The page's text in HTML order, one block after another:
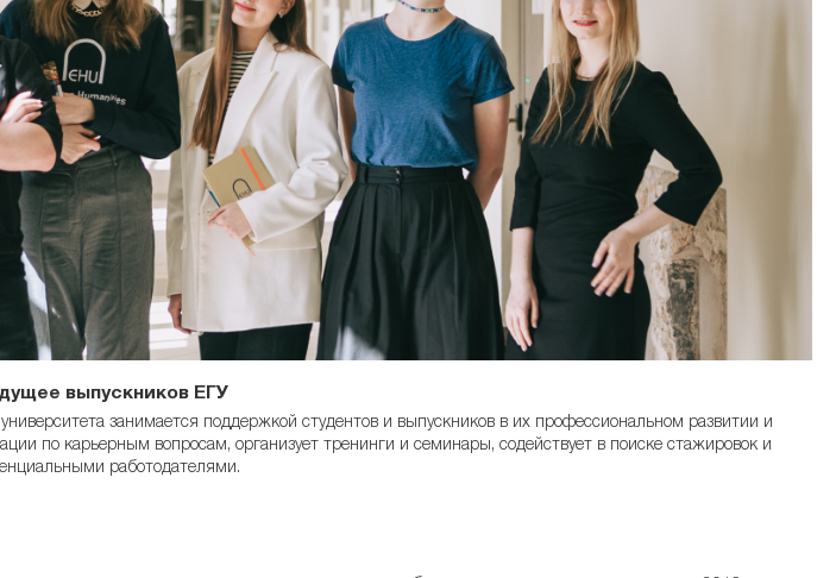
выпускников ЕГУ
занимается поддержкой студентов и выпускников в их профессиональном развитии и
по карьерным вопросам, организует тренинги и семинары, содействует в поиске стажировок и
работодателями.